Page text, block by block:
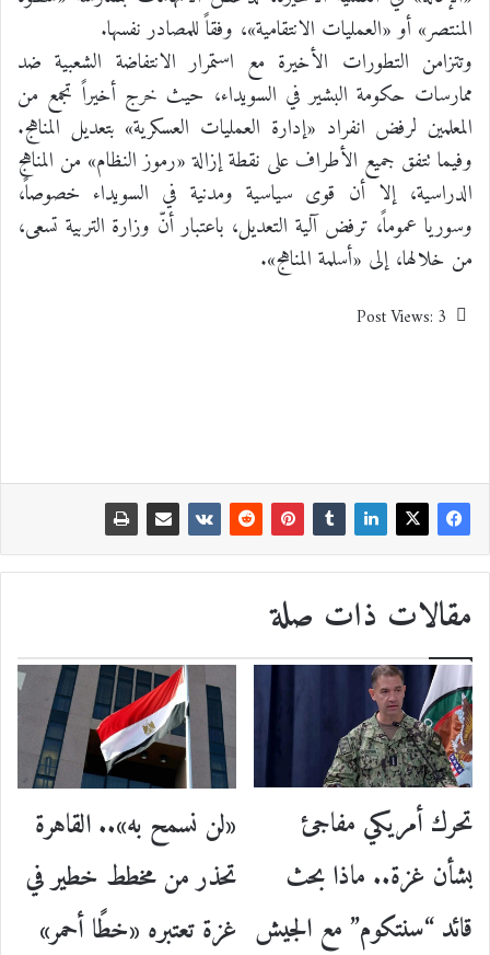
المنتصر» أو «العمليات الانتقامية»، وفقاً للمصادر نفسها.
وتتزامن التطورات الأخيرة مع استمرار الانتفاضة الشعبية ضد
ممارسات حكومة البشير في السويداء، حيث خرج أخيراً تجمع من
المعلمين لرفض انفراد «إدارة العمليات العسكرية» بتعديل المناهج.
وفيما تتفق جميع الأطراف على نقطة إزالة «رموز النظام» من المناهج
الدراسية، إلا أن قوى سياسية ومدنية في السويداء خصوصاً،
وسوريا عموماً، ترفض آلية التعديل، باعتبار أنّ وزارة التربية تسعى،
من خلالها، إلى «أسلمة المناهج».
Post Views: 3
مقالات ذات صلة
تحرك أمريكي مفاجئ
بشأن غزة.. ماذا بحث
قائد “سنتكوم” مع الجيش
«لن نسمح به».. القاهرة
تحذر من مخطط خطير في
غزة تعتبره «خطًا أحمر»